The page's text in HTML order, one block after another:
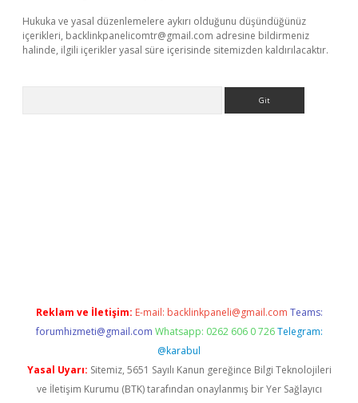
Hukuka ve yasal düzenlemelere aykırı olduğunu düşündüğünüz
içerikleri, backlinkpanelicomtr@gmail.com adresine bildirmeniz
halinde, ilgili içerikler yasal süre içerisinde sitemizden kaldırılacaktır.
Reklam ve İletişim: E-mail: backlinkpaneli@gmail.com Teams:
forumhizmeti@gmail.com Whatsapp: 0262 606 0 726 Telegram:
@karabul
Yasal Uyarı: Sitemiz, 5651 Sayılı Kanun gereğince Bilgi Teknolojileri
ve İletişim Kurumu (BTK) tarafından onaylanmış bir Yer Sağlayıcı